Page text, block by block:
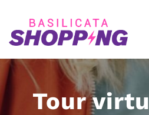
Tour